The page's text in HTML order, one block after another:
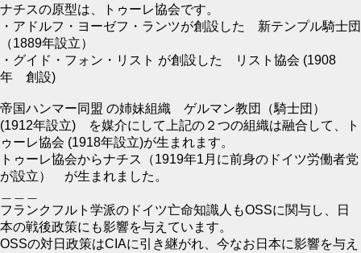
ナチスの原型は、トゥーレ協会です。
・アドルフ・ヨーゼフ・ランツが創設した 新テンプル騎士団
（1889年設立）
・グイド・フォン・リスト が創設した リスト協会 (1908
年 創設)
帝国ハンマー同盟 の姉妹組織 ゲルマン教団（騎士団）
(1912年設立) を媒介にして上記の２つの組織は融合して、ト
ゥーレ協会 (1918年設立)が生まれます。
トゥーレ協会からナチス（1919年1月に前身のドイツ労働者党
が設立） が生まれました。
フランクフルト学派のドイツ亡命知識人もOSSに関与し、日
本の戦後政策にも影響を与えています。
OSSの対日政策はCIAに引き継がれ、今なお日本に影響を与え